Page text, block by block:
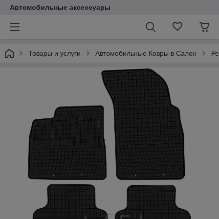
Автомобильные аксессуары
Товары и услуги Автомобильные Ковры в Салон